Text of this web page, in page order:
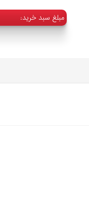
:مبلغ سبد خرید